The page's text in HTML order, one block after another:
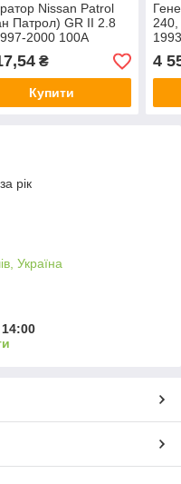
Nissan Patrol
Патрол) GR II 2.8
2000 100А
₴
Купити
4
рік
Україна